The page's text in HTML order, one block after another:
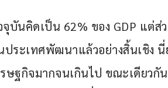
บันคิดเป็น 62% ของ GDP แต่ส่
ประเทศพัฒนาแล้วอย่างสิ้นเชิง
ษฐกิจมากจนเกินไป ขณะเดียวกั